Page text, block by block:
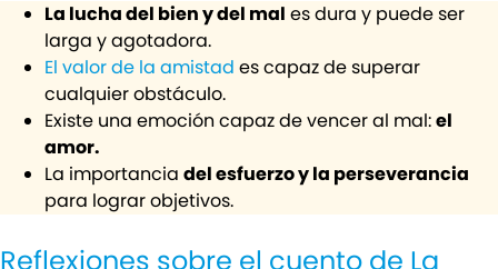
La lucha del bien y del mal es dura y puede ser
larga y agotadora.
El valor de la amistad es capaz de superar
cualquier obstáculo.
Existe una emoción capaz de vencer al mal:el
amor.
La importancia del esfuerzo y la perseverancia
para lograr objetivos.
Reflexiones sobre el cuento de La